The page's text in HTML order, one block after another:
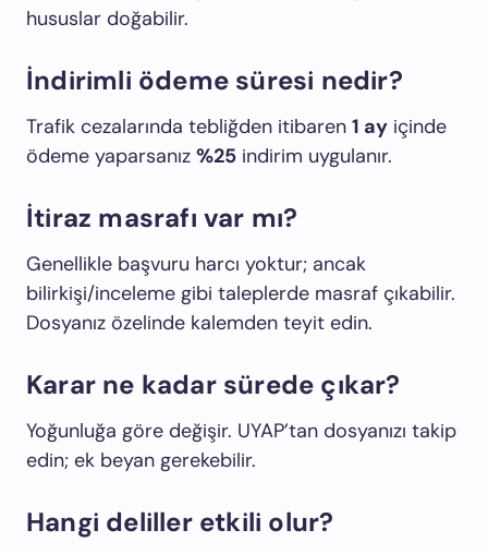
hususlar doğabilir.
İndirimli ödeme süresi nedir?
Trafik cezalarında tebliğden itibaren 1 ay içinde
ödeme yaparsanız %25 indirim uygulanır.
İtiraz masrafı var mı?
Genellikle başvuru harcı yoktur; ancak
bilirkişi/inceleme gibi taleplerde masraf çıkabilir.
Dosyanız özelinde kalemden teyit edin.
Karar ne kadar sürede çıkar?
Yoğunluğa göre değişir. UYAP’tan dosyanızı takip
edin; ek beyan gerekebilir.
Hangi deliller etkili olur?